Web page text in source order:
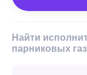
Найти
парниковых